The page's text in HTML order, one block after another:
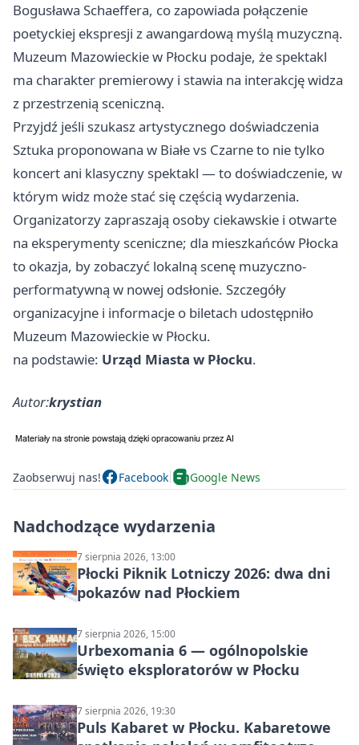
Bogusława Schaeffera, co zapowiada połączenie
poetyckiej ekspresji z awangardową myślą muzyczną.
Muzeum Mazowieckie w Płocku podaje, że spektakl
ma charakter premierowy i stawia na interakcję widza
z przestrzenią sceniczną.
Przyjdź jeśli szukasz artystycznego doświadczenia
Sztuka proponowana w Białe vs Czarne to nie tylko
koncert ani klasyczny spektakl — to doświadczenie, w
którym widz może stać się częścią wydarzenia.
Organizatorzy zapraszają osoby ciekawskie i otwarte
na eksperymenty sceniczne; dla mieszkańców Płocka
to okazja, by zobaczyć lokalną scenę muzyczno-
performatywną w nowej odsłonie. Szczegóły
organizacyjne i informacje o biletach udostępniło
Muzeum Mazowieckie w Płocku.
na podstawie: Urząd Miasta w Płocku.
Autor:krystian
Zaobserwuj nas! Facebook Google News
Nadchodzące wydarzenia
7 sierpnia 2026, 13:00
Płocki Piknik Lotniczy 2026: dwa dni
pokazów nad Płockiem
7 sierpnia 2026, 15:00
Urbexomania 6 — ogólnopolskie
święto eksploratorów w Płocku
7 sierpnia 2026, 19:30
Puls Kabaret w Płocku. Kabaretowe